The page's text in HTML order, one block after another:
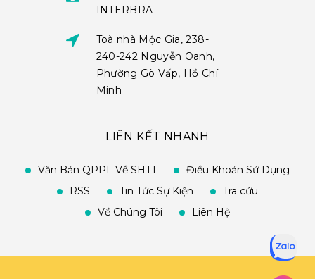
INTERBRA
Toà nhà Mộc Gia, 238-
240-242 Nguyễn Oanh,
Phường Gò Vấp, Hồ Chí
Minh
LIÊN KẾT NHANH
Văn Bản QPPL Về SHTT
Điều Khoản Sử Dụng
RSS
Tin Tức Sự Kiện
Tra cứu
Về Chúng Tôi
Liên Hệ